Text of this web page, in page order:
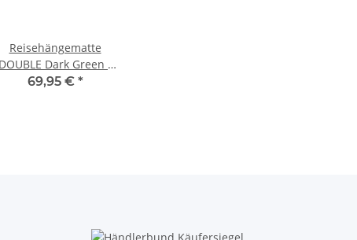
Reisehängematte
DOUBLE Dark Green -
Army Green
69,95 € *